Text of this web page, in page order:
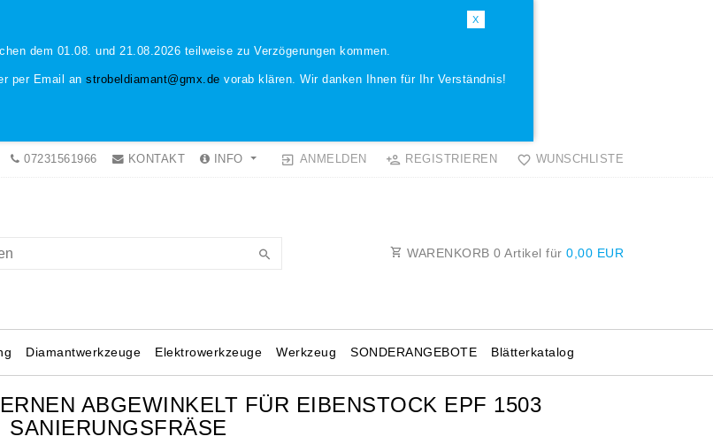
X
dem 01.08. und 21.08.2026 teilweise zu Verzögerungen kommen.
per Email an strobeldiamant@gmx.de vorab klären. Wir danken Ihnen für Ihr Verständnis!
07231561966 KONTAKT INFO ANMELDEN REGISTRIEREN WUNSCHLISTE
WARENKORB 0 Artikel für 0,00 EUR
Diamantwerkzeuge Elektrowerkzeuge Werkzeug Blätterkatalog
SONDERANGEBOTE
ABGEWINKELT FÜR EIBENSTOCK EPF 1503
SANIERUNGSFRÄSE